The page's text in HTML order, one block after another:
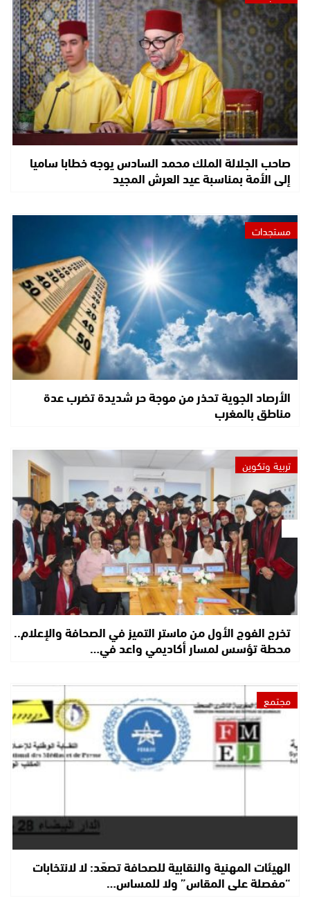
صاحب الجلالة الملك محمد السادس يوجه خطابا ساميا
إلى الأمة بمناسبة عيد العرش المجيد
مستجدات
الأرصاد الجوية تحذر من موجة حر شديدة تضرب عدة
مناطق بالمغرب
تربية وتكوين
تخرج الفوج الأول من ماستر التميز في الصحافة والإعلام..
محطة تؤسس لمسار أكاديمي واعد في…
مجتمع
الهيئات المهنية والنقابية للصحافة تصعّد: لا لانتخابات
“مفصلة على المقاس” ولا للمساس…